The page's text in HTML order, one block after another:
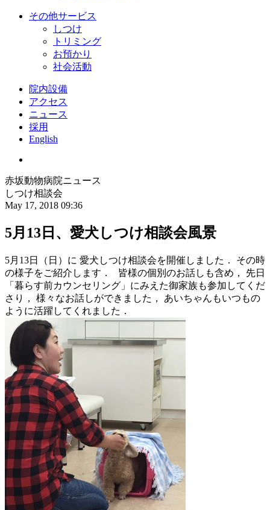
その他サービス
しつけ
トリミング
お預かり
社会活動
院内設備
アクセス
ニュース
採用
English
赤坂動物病院ニュース
しつけ相談会
May 17, 2018 09:36
5月13日、愛犬しつけ相談会風景
5月13日（日）に 愛犬しつけ相談会を開催しました． その時
の様子をご紹介します． 皆様の個別のお話しも含め， 先日
「暮らす前カウンセリング」にみえた御家族も参加してくだ
さり， 様々なお話しができました， あいちゃんもいつもの
ように活躍してくれました．